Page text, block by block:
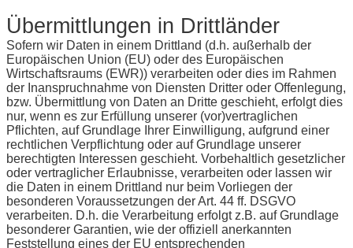
Übermittlungen in Drittländer
Sofern wir Daten in einem Drittland (d.h. außerhalb der
Europäischen Union (EU) oder des Europäischen
Wirtschaftsraums (EWR)) verarbeiten oder dies im Rahmen
der Inanspruchnahme von Diensten Dritter oder Offenlegung,
bzw. Übermittlung von Daten an Dritte geschieht, erfolgt dies
nur, wenn es zur Erfüllung unserer (vor)vertraglichen
Pflichten, auf Grundlage Ihrer Einwilligung, aufgrund einer
rechtlichen Verpflichtung oder auf Grundlage unserer
berechtigten Interessen geschieht. Vorbehaltlich gesetzlicher
oder vertraglicher Erlaubnisse, verarbeiten oder lassen wir
die Daten in einem Drittland nur beim Vorliegen der
besonderen Voraussetzungen der Art. 44 ff. DSGVO
verarbeiten. D.h. die Verarbeitung erfolgt z.B. auf Grundlage
besonderer Garantien, wie der offiziell anerkannten
Feststellung eines der EU entsprechenden